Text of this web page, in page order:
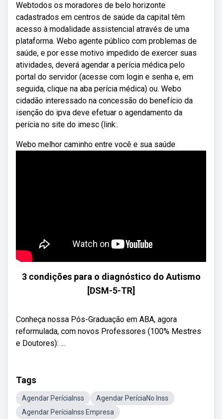
Webtodos os moradores de belo horizonte
cadastrados em centros de saúde da capital têm
acesso à modalidade assistencial através de uma
plataforma. Webo agente público com problemas de
saúde, e por esse motivo impedido de exercer suas
atividades, deverá agendar a perícia médica pelo
portal do servidor (acesse com login e senha e, em
seguida, clique na aba perícia médica) ou. Webo
cidadão interessado na concessão do benefício da
isenção do ipva deve efetuar o agendamento da
perícia no site do imesc (link:.
Webo melhor caminho entre você e sua saúde
3 condições para o diagnóstico do Autismo
[DSM-5-TR]
Conheça nossa Pós-Graduação em ABA, agora
reformulada, com novos Professores (100% Mestres
e Doutores): ...
Tags
Agendar PeríciaInss
Agendar PeríciaNo Inss
Agendar PeríciaInss Empresa